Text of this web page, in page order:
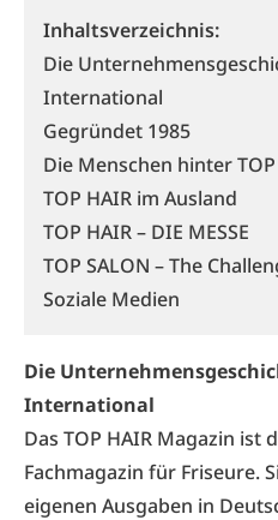
Inhaltsverzeichnis:
Die
International
Gegründet 1985
Die Menschen hinter
TOP HAIR im Ausland
TOP HAIR – DIE MESSE
TOP SALON – The
Soziale Medien
Die
International
Das TOP HAIR Magazin
Fachmagazin für Friseure.
eigenen Ausgaben in